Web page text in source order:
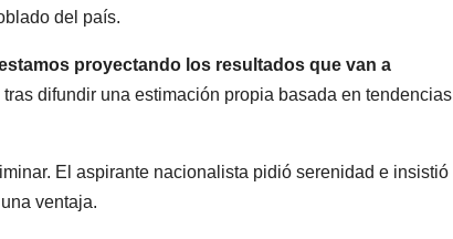
del país.
proyectando los resultados que van a
tras difundir una estimación propia basada en tendencias
El aspirante nacionalista pidió serenidad e insistió
ventaja.